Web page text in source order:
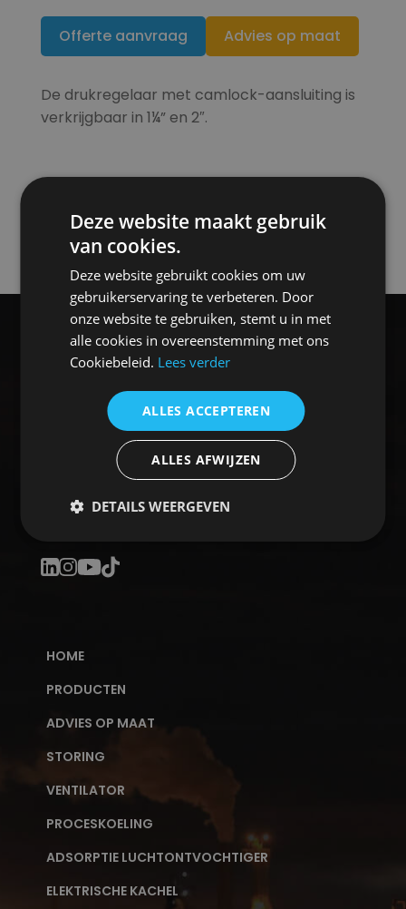
Offerte aanvraag Advies op maat
De drukregelaar met camlock-aansluiting is
verkrijgbaar in 1¼” en 2″.
CSrental is gespecialiseerd in het bieden van
klimaatoplossingen voor de industrie, bouw, ATEX
omgevingen en wederverhuur. Door de jarenlange
ervaring in de verhuur, spreken wij ook niet meer
over verhuur van producten maar over verhuur
van oplossingen.
HOME
PRODUCTEN
ADVIES OP MAAT
STORING
VENTILATOR
PROCESKOELING
ADSORPTIE LUCHTONTVOCHTIGER
ELEKTRISCHE KACHEL
Deze website maakt gebruik
van cookies.
Deze website gebruikt cookies om uw
gebruikerservaring te verbeteren. Door
onze website te gebruiken, stemt u in met
alle cookies in overeenstemming met ons
Cookiebeleid. Lees verder
ALLES ACCEPTEREN
ALLES AFWIJZEN
DETAILS WEERGEVEN